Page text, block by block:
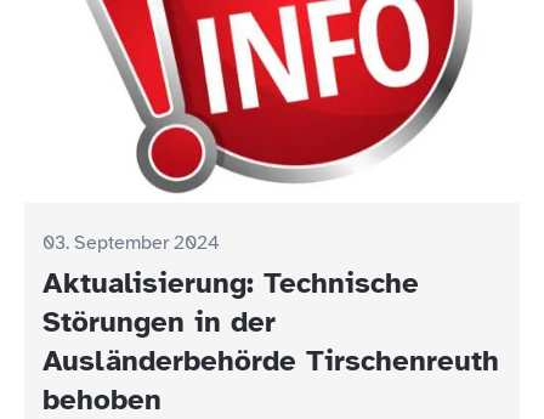
03. September 2024
Aktualisierung: Technische
Störungen in der
Ausländerbehörde Tirschenreuth
behoben